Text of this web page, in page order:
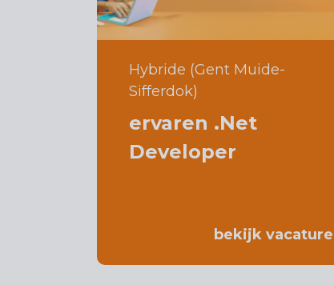
Hybride (Gent Muide-
Sifferdok)
ervaren .Net
Developer
bekijk vacature